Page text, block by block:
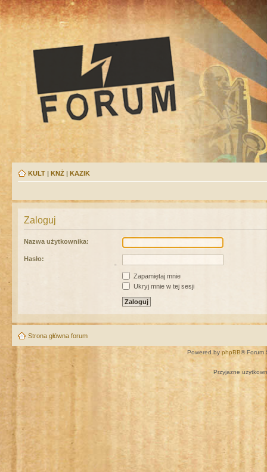
KULT | KNŻ | KAZIK
Zaloguj
Nazwa użytkownika:
Hasło:
Zapamiętaj mnie
Ukryj mnie w tej sesji
Strona główna forum
Powered by phpBB® Forum
Przyjazne